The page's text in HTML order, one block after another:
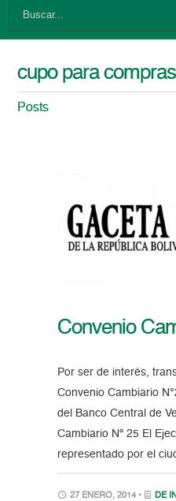
cupo para
Posts
Convenio
Por ser de interés,
Convenio Cambiario
del Banco Central de
Cambiario Nº 25 El
representado por el
27 ENERO, 2014 • DE